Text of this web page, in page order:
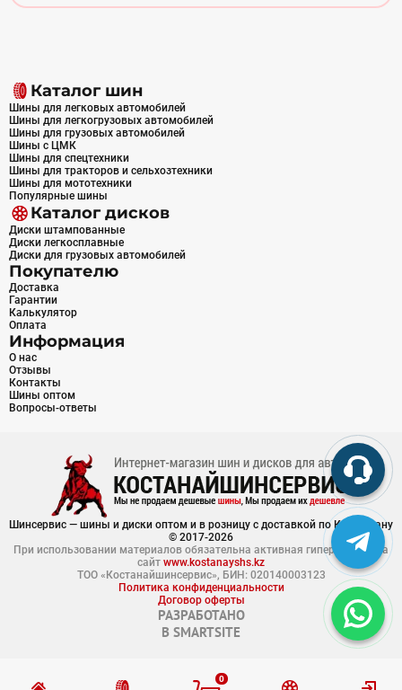
0
Каталог шин
Шины для легковых автомобилей
Шины для легкогрузовых автомобилей
Шины для грузовых автомобилей
Шины с ЦМК
Шины для спецтехники
Шины для тракторов и сельхозтехники
Шины для мототехники
Популярные шины
Каталог дисков
Диски штампованные
Диски легкосплавные
Диски для грузовых автомобилей
Покупателю
Доставка
Гарантии
Калькулятор
Оплата
Информация
О нас
Отзывы
Контакты
Шины оптом
Вопросы-ответы
Шинсервис — шины и диски оптом и в розницу с доставкой по Казахстану
© 2017-2026
При использовании материалов обязательна активная гиперссылка на
сайт www.kostanayshs.kz
ТОО «Костанайшинсервис», БИН: 020140003123
Политика конфиденциальности
Договор оферты
РАЗРАБОТАНО
В SMARTSITE